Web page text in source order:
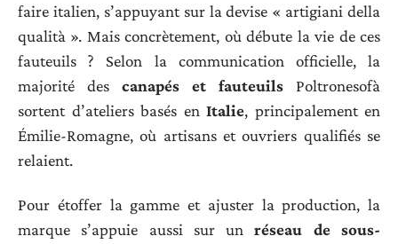
faire italien, s’appuyant sur la devise « artigiani della
qualità ». Mais concrètement, où débute la vie de ces
fauteuils ? Selon la communication officielle, la
majorité des canapés et fauteuils Poltronesofà
sortent d’ateliers basés en Italie, principalement en
Émilie-Romagne, où artisans et ouvriers qualifiés se
relaient.
Pour étoffer la gamme et ajuster la production, la
marque s’appuie aussi sur unréseau de sous-